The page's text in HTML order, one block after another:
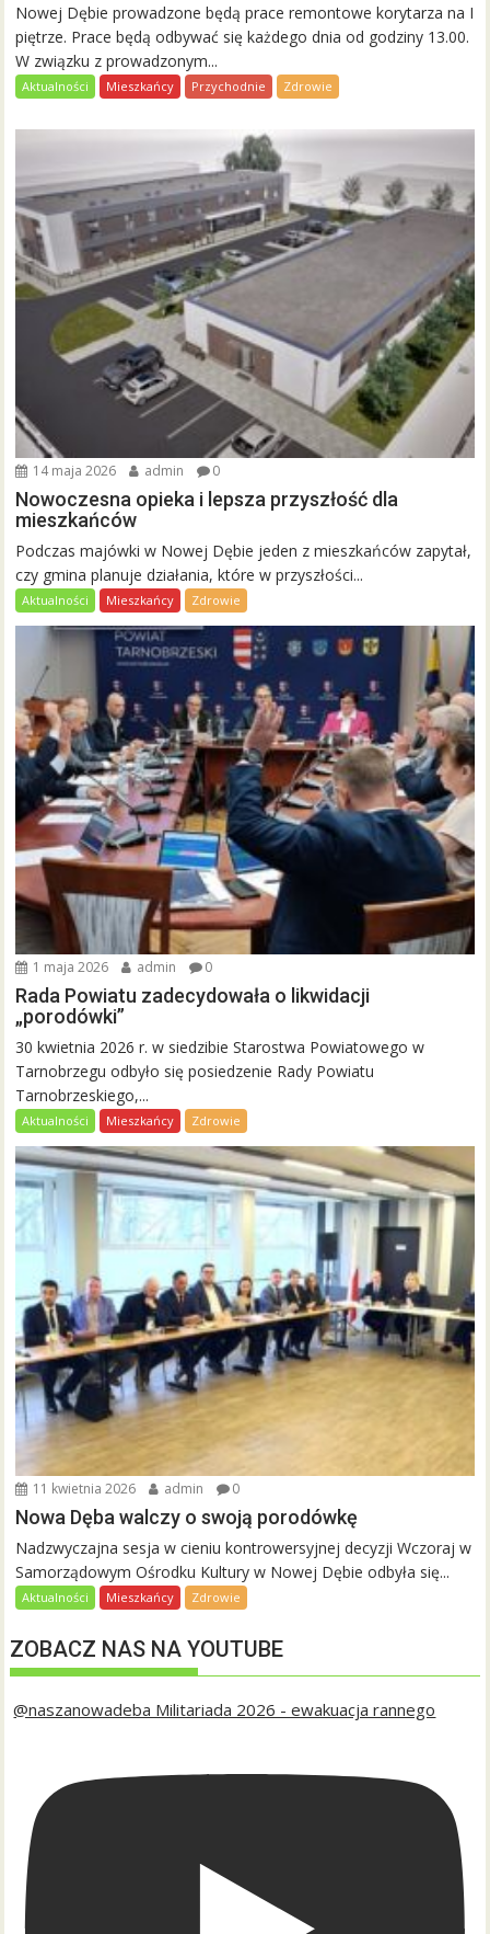
Nowej Dębie prowadzone będą prace remontowe korytarza na I
piętrze. Prace będą odbywać się każdego dnia od godziny 13.00.
W związku z prowadzonym...
Aktualności Mieszkańcy Przychodnie Zdrowie
14 maja 2026 admin 0
Nowoczesna opieka i lepsza przyszłość dla
mieszkańców
Podczas majówki w Nowej Dębie jeden z mieszkańców zapytał,
czy gmina planuje działania, które w przyszłości...
Aktualności Mieszkańcy Zdrowie
1 maja 2026 admin 0
Rada Powiatu zadecydowała o likwidacji
„porodówki”
30 kwietnia 2026 r. w siedzibie Starostwa Powiatowego w
Tarnobrzegu odbyło się posiedzenie Rady Powiatu
Tarnobrzeskiego,...
Aktualności Mieszkańcy Zdrowie
11 kwietnia 2026 admin 0
Nowa Dęba walczy o swoją porodówkę
Nadzwyczajna sesja w cieniu kontrowersyjnej decyzji Wczoraj w
Samorządowym Ośrodku Kultury w Nowej Dębie odbyła się...
Aktualności Mieszkańcy Zdrowie
ZOBACZ NAS NA YOUTUBE
@naszanowadeba Militariada 2026 - ewakuacja rannego